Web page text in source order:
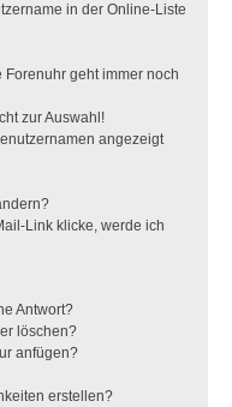
in der Online-Liste
geht immer noch
zur Auswahl!
angezeigt
Link klicke, werde ich
Antwort?
löschen?
anfügen?
erstellen?